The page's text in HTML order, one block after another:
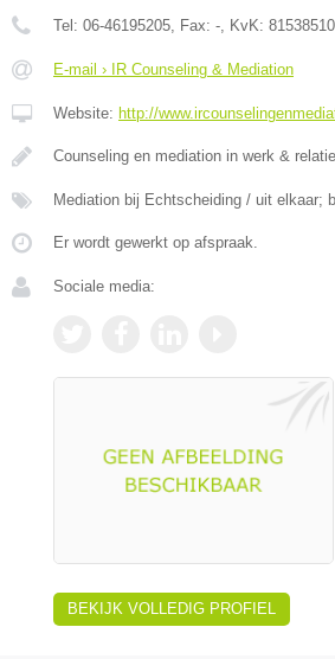
Tel: 06-46195205 , Fax: - , KvK: 81538510
E-mail › IR Counseling & Mediation
Website: http://
Counseling en mediation in werk & relatie
Mediation bij Echtscheiding / uit elkaar;
Er wordt gewerkt op afspraak.
Sociale media:
BEKIJK VOLLEDIG PROFIEL